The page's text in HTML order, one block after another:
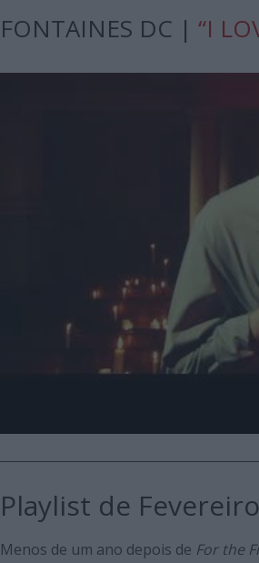
FONTAINES DC | “I
Playlist de
Menos de um ano depois de For the